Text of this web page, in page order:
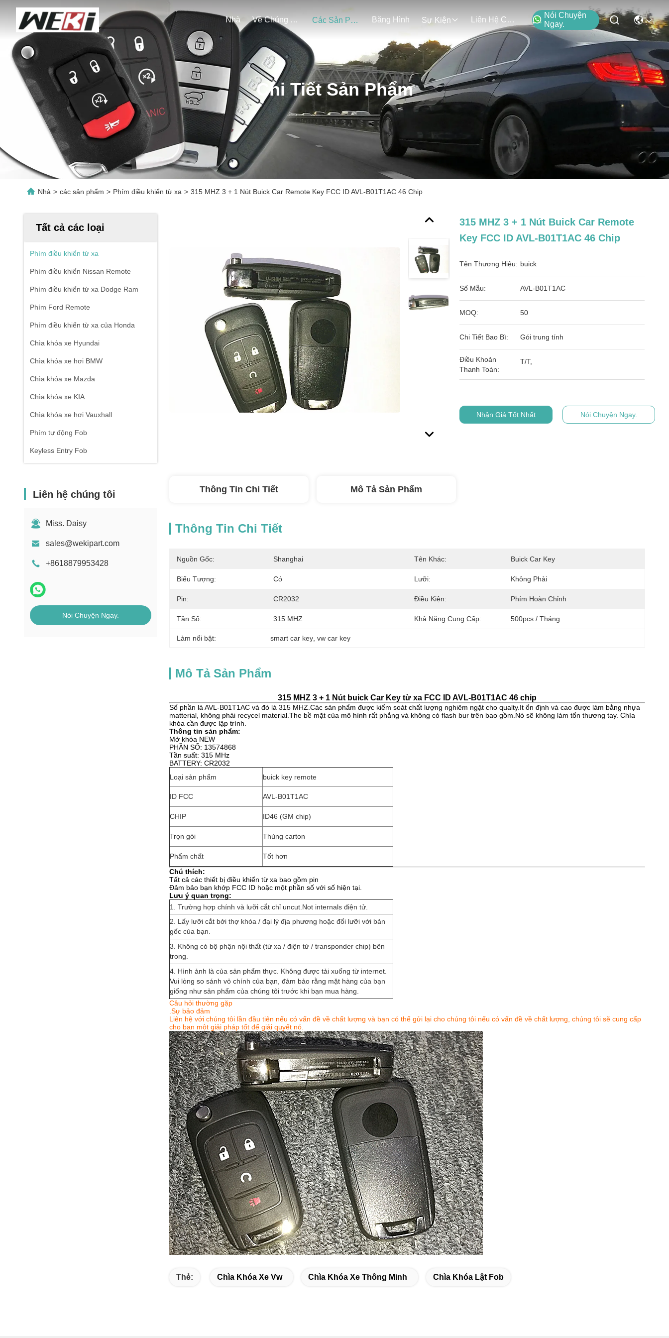
Nhà Về Chúng Tôi Các Sản Phẩm Băng Hình Sự Kiện Liên Hệ Chúng Tôi
Nói Chuyện
Ngay.
Chi Tiết Sản Phẩm
Nhà > các sản phẩm > Phím điều khiển từ xa > 315 MHZ 3 + 1 Nút Buick Car Remote Key FCC ID AVL-B01T1AC 46 Chip
Tất cả các loại
Phím điều khiển từ xa
Phím điều khiển Nissan Remote
Phím điều khiển từ xa Dodge Ram
Phím Ford Remote
Phím điều khiển từ xa của Honda
Chìa khóa xe Hyundai
Chìa khóa xe hơi BMW
Chìa khóa xe Mazda
Chìa khóa xe KIA
Chìa khóa xe hơi Vauxhall
Phím tự động Fob
Keyless Entry Fob
Liên hệ chúng tôi
Miss. Daisy
sales@wekipart.com
+8618879953428
Nói Chuyện Ngay.
315 MHZ 3 + 1 Nút Buick Car Remote
Key FCC ID AVL-B01T1AC 46 Chip
Tên Thương Hiệu: buick
Số Mẫu: AVL-B01T1AC
MOQ: 50
Chi Tiết Bao Bì: Gói trung tính
Điều Khoản
Thanh Toán:
T/T,
Nhận Giá Tốt Nhất Nói Chuyện Ngay.
Thông Tin Chi Tiết Mô Tả Sản Phẩm
Thông Tin Chi Tiết
Nguồn Gốc: Shanghai Tên Khác: Buick Car Key
Biểu Tượng: Có Lưỡi: Không Phải
Pin: CR2032 Điều Kiện: Phím Hoàn Chỉnh
Tần Số: 315 MHZ Khả Năng Cung Cấp: 500pcs / Tháng
Làm nổi bật: smart car key , vw car key
Mô Tả Sản Phẩm
315 MHZ 3 + 1 Nút buick Car Key từ xa FCC ID AVL-B01T1AC 46 chip
Số phần là AVL-B01T1AC và đó là 315 MHZ.Các sản phẩm được kiểm soát chất lượng nghiêm ngặt cho qualty.It ổn định và cao được làm bằng nhựa
matterial, không phải recycel material.The bề mặt của mô hình rất phẳng và không có flash bur trên bao gồm.Nó sẽ không làm tổn thương tay. Chìa
khóa cần được lập trình.
Thông tin sản phẩm:
Mở khóa NEW
PHẦN SỐ: 13574868
Tần suất: 315 MHz
BATTERY: CR2032
Loại sản phẩm
buick key remote
ID FCC AVL-B01T1AC
CHIP ID46 (GM chip)
Trọn gói Thùng carton
Phẩm chất
Tốt hơn
Chú thích:
Tất cả các thiết bị điều khiển từ xa bao gồm pin
Đảm bảo bạn khớp FCC ID hoặc một phần số với số hiện tại.
Lưu ý quan trọng:
1. Trường hợp chính và lưỡi cắt chỉ uncut.Not internals điện tử.
2. Lấy lưỡi cắt bởi thợ khóa / đại lý địa phương hoặc đổi lưỡi với bản
gốc của bạn.
3. Không có bộ phận nội thất (từ xa / điện tử / transponder chip) bên
trong.
4. Hình ảnh là của sản phẩm thực. Không được tải xuống từ internet.
Vui lòng so sánh vỏ chính của bạn, đảm bảo rằng mặt hàng của bạn
giống như sản phẩm của chúng tôi trước khi bạn mua hàng.
Câu hỏi thường gặp
.Sự bảo đảm
Liên hệ với chúng tôi lần đầu tiên nếu có vấn đề về chất lượng và bạn có thể gửi lại cho chúng tôi nếu có vấn đề về chất lượng, chúng tôi sẽ cung cấp
cho bạn một giải pháp tốt để giải quyết nó.
Thẻ: Chìa Khóa Xe Vw Chìa Khóa Xe Thông Minh Chìa Khóa Lật Fob